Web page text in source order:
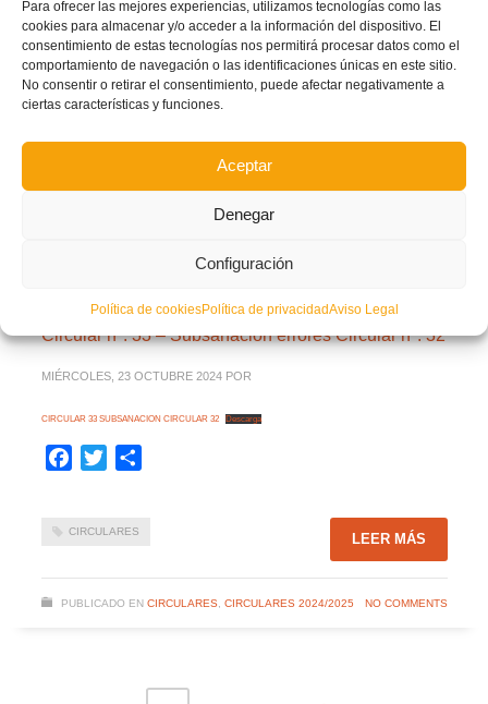
Para ofrecer las mejores experiencias, utilizamos tecnologías como las
cookies para almacenar y/o acceder a la información del dispositivo. El
consentimiento de estas tecnologías nos permitirá procesar datos como el
comportamiento de navegación o las identificaciones únicas en este sitio.
No consentir o retirar el consentimiento, puede afectar negativamente a
ciertas características y funciones.
Aceptar
Denegar
Configuración
Política de cookiesPolítica de privacidadAviso Legal
LUNES, 28 OCTUBRE 2024 POR
Circular 34 Base Femenino Valenta 24-25 publicada Descarga
Facebook
TwitterCompartir
Circular nº. 33 – Subsanación errores Circular nº. 32
MIÉRCOLES, 23 OCTUBRE 2024 POR
CIRCULAR 33 SUBSANACION CIRCULAR 32 Descarga
Facebook
Twitter
CIRCULARES LEER MÁS
PUBLICADO EN CIRCULARES, CIRCULARES 2024/2025 NO COMMENTS